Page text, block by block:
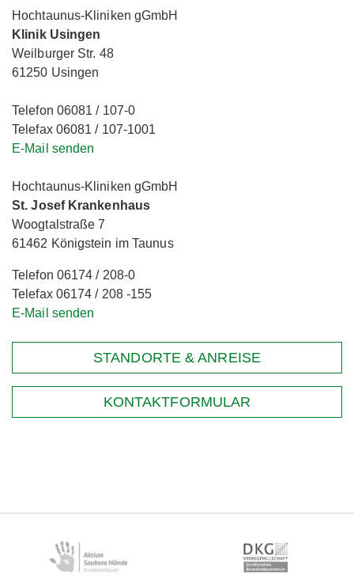
Hochtaunus-Kliniken gGmbH
Klinik Usingen
Weilburger Str. 48
61250 Usingen
Telefon 06081 / 107-0
Telefax 06081 / 107-1001
E-Mail senden
Hochtaunus-Kliniken gGmbH
St. Josef Krankenhaus
Woogtalstraße 7
61462 Königstein im Taunus
Telefon 06174 / 208-0
Telefax 06174 / 208 -155
E-Mail senden
STANDORTE & ANREISE
KONTAKTFORMULAR